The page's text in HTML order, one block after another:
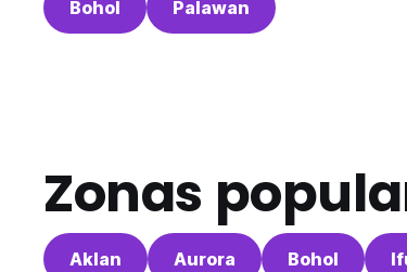
Bohol Palawan
Zonas
Aklan Aurora Bohol